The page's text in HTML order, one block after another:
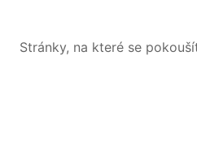
Stránky, na které se